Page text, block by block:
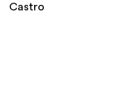
Castro